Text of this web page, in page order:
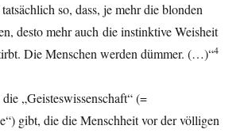
so, dass, je mehr die blonden
desto mehr auch die instinktive Weisheit
Die Menschen werden dümmer. (…)“4
„Geisteswissenschaft“ (=
gibt, die die Menschheit vor der völligen